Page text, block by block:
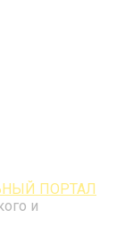
ПОРТАЛ
и